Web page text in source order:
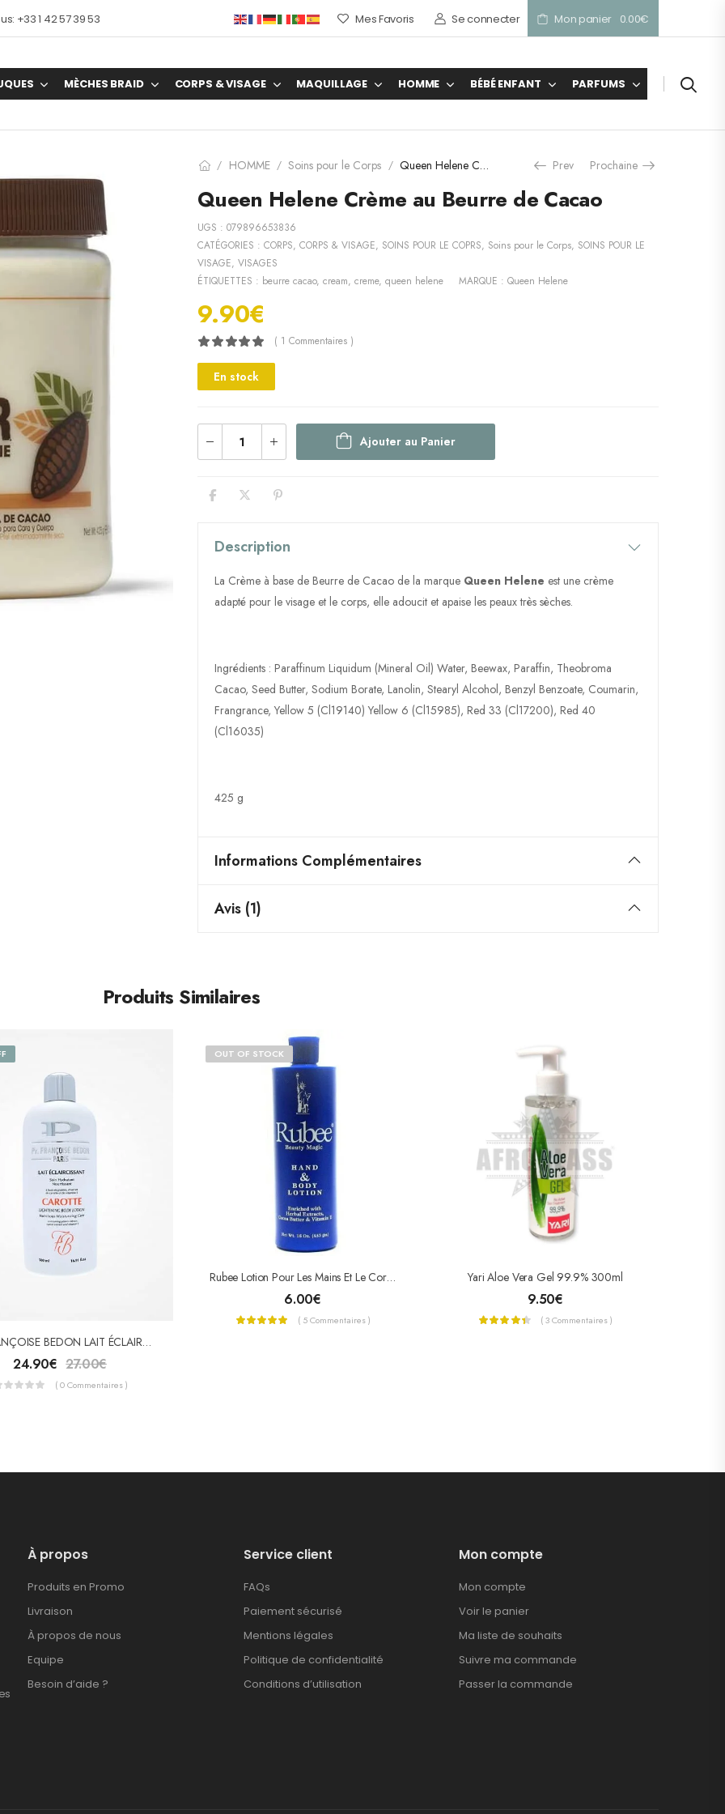
+33 1 42 57 39 53 Mes Favoris Se connecter Mon panier 0.00€
MÈCHES BRAID CORPS & VISAGE MAQUILLAGE HOMME BÉBÉ ENFANT PARFUMS
/ HOMME / Soins pour le Corps / Queen Helene Crème au Beurre de Cacao Prev Prochaine
Queen Helene Crème au Beurre de Cacao
UGS : 079896653836
CATÉGORIES : CORPS, CORPS & VISAGE, SOINS POUR LE COPRS, Soins pour le Corps, SOINS POUR LE
VISAGE, VISAGES
ÉTIQUETTES : beurre cacao, cream, creme, queen helene MARQUE : Queen Helene
9.90€
( 1 Commentaires )
En stock
Ajouter au Panier
Description
La Crème à base de Beurre de Cacao de la marque Queen Helene est une crème
adapté pour le visage et le corps, elle adoucit et apaise les peaux très sèches.
Ingrédients : Paraffinum Liquidum (Mineral Oil) Water, Beewax, Paraffin, Theobroma
Cacao, Seed Butter, Sodium Borate, Lanolin, Stearyl Alcohol, Benzyl Benzoate, Coumarin,
Frangrance, Yellow 5 (Cl19140) Yellow 6 (Cl15985), Red 33 (Cl17200), Red 40
(Cl16035)
425 g
Informations Complémentaires
Avis (1)
Produits Similaires
Pr. FRANÇOISE BEDON LAIT ÉCLAIRCISSANT « CAROTTE » 500ml
24.90€ 27.00€
( 0 Commentaires )
OUT OF STOCK
Rubee Lotion Pour Les Mains Et Le Corps
6.00€
( 5 Commentaires )
Yari Aloe Vera Gel 99.9% 300ml
9.50€
( 3 Commentaires )
À propos
Produits en Promo
Livraison
À propos de nous
Equipe
Besoin d’aide ?
Service client
FAQs
Paiement sécurisé
Mentions légales
Politique de confidentialité
Conditions d’utilisation
Mon compte
Mon compte
Voir le panier
Ma liste de souhaits
Suivre ma commande
Passer la commande